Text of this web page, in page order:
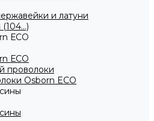
и латуни
ЕСО
ЕСО
проволоки
Osborn ECO